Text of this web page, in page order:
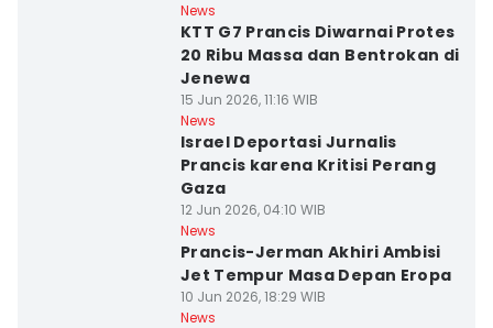
News
KTT G7 Prancis Diwarnai Protes
20 Ribu Massa dan Bentrokan di
Jenewa
15 Jun 2026, 11:16 WIB
News
Israel Deportasi Jurnalis
Prancis karena Kritisi Perang
Gaza
12 Jun 2026, 04:10 WIB
News
Prancis-Jerman Akhiri Ambisi
Jet Tempur Masa Depan Eropa
10 Jun 2026, 18:29 WIB
News